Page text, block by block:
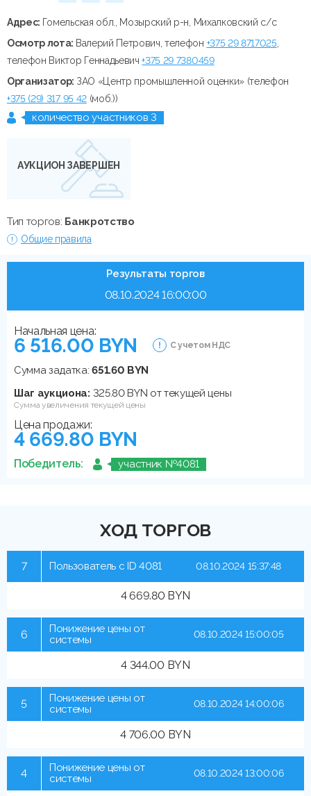
Адрес: Гомельская обл., Мозырский р-н, Михалковский с/с
Осмотр лота: Валерий Петрович, телефон +375 29 8717025,
телефон Виктор Геннадьевич+375 29 7380459
Организатор: ЗАО «Центр промышленной оценки» (телефон
+375 (29) 317 95 42(моб.))
количество участников 3
АУКЦИОН ЗАВЕРШЕН
Тип торгов: Банкротство
Общие правила
Результаты торгов
08.10.2024 16:00:00
Начальная цена:
6 516.00 BYN С учетом НДС
Сумма задатка:651.60 BYN
Шаг аукциона: 325.80 BYN от текущей цены
Сумма увеличения текущей цены
Цена продажи:
4 669.80 BYN
Победитель: участник №4081
ХОД ТОРГОВ
7 Пользователь с ID 4081
4 669.80 BYN
08.10.2024 15:37:48
6
Понижение цены от
системы
4 344.00 BYN
08.10.2024 15:00:05
5
Понижение цены от
системы
4 706.00 BYN
08.10.2024 14:00:06
4
Понижение цены от
системы
08.10.2024 13:00:06